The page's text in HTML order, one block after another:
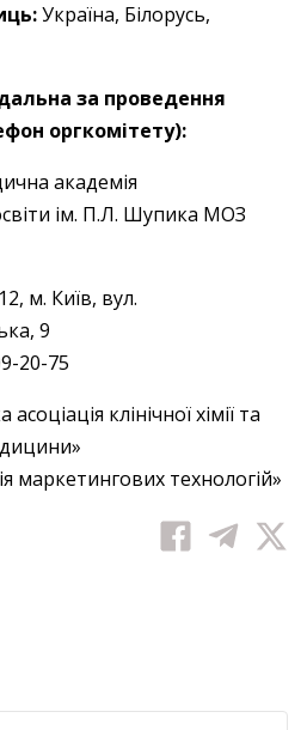
Україна, Білорусь,
за проведення
оргкомітету):
академія
ім. П.Л. Шупика МОЗ
м. Київ, вул.
9
20-75
клінічної хімії та
маркетингових технологій»